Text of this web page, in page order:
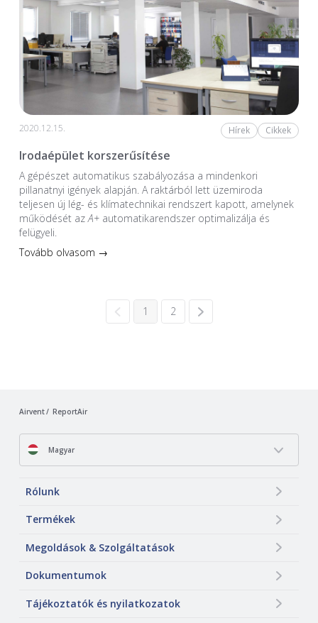
2020.12.15. Hírek Cikkek
Irodaépület korszerűsítése
A gépészet automatikus szabályozása a mindenkori
pillanatnyi igények alapján. A raktárból lett üzemiroda
teljesen új lég- és klímatechnikai rendszert kapott, amelynek
működését azA+automatikarendszer optimalizálja és
felügyeli.
Tovább olvasom →
1 2
Airvent ReportAir
Magyar
Rólunk
Termékek
Megoldások & Szolgáltatások
Dokumentumok
Tájékoztatók és nyilatkozatok